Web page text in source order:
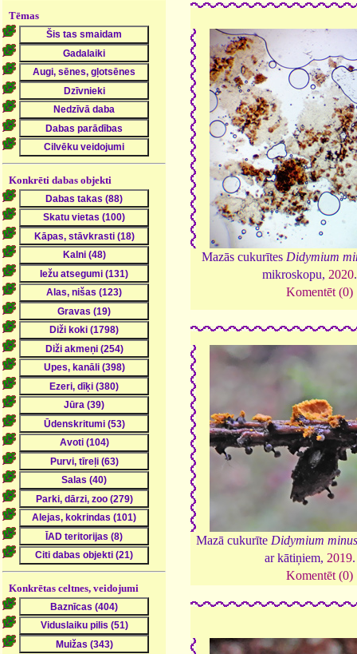
Tēmas
Konkrēti dabas objekti
Konkrētas celtnes, veidojumi
Mazās cukurītes Didymium
mikroskopu, 2020
Komentēt (0)
Mazā cukurīte Didymium
ar kātiņiem, 2019
Komentēt (0)